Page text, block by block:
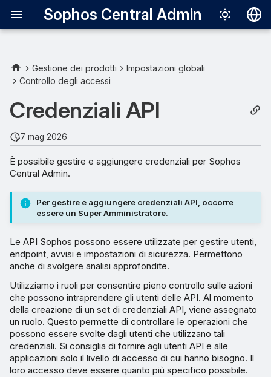
Sophos Central Admin
Gestione dei prodotti
Impostazioni globali
Controllo degli accessi
Credenziali API
7 mag 2026
È possibile gestire e aggiungere credenziali per Sophos
Central Admin.
Per gestire e aggiungere credenziali API, occorre
essere un Super Amministratore.
Le API Sophos possono essere utilizzate per gestire utenti,
endpoint, avvisi e impostazioni di sicurezza. Permettono
anche di svolgere analisi approfondite.
Utilizziamo i ruoli per consentire pieno controllo sulle azioni
che possono intraprendere gli utenti delle API. Al momento
della creazione di un set di credenziali API, viene assegnato
un ruolo. Questo permette di controllare le operazioni che
possono essere svolte dagli utenti che utilizzano tali
credenziali. Si consiglia di fornire agli utenti API e alle
applicazioni solo il livello di accesso di cui hanno bisogno. Il
loro accesso deve essere quanto più specifico possibile.